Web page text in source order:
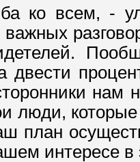
всем, -
двести
нам
люди,
план
интересе